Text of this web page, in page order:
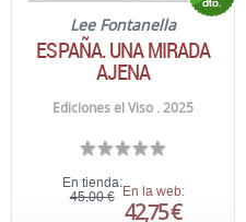
Lee Fontanella
ESPAÑA. UNA MIRADA
AJENA
Ediciones el Viso . 2025
En tienda:
45,00 € En la web:
42,75 €